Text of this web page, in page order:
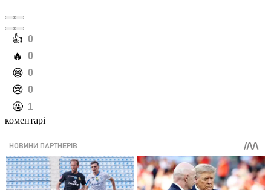
️👍 0
️🔥 0
️😄 0
️😢 0
️🤬 1
коментарі